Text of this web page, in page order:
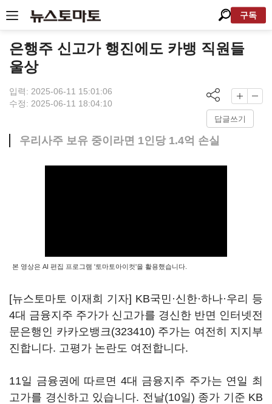
구독
은행주 신고가 행진에도 카뱅 직원들
울상
입력: 2025-06-11 15:01:06
수정: 2025-06-11 18:04:10
답글쓰기
우리사주 보유 중이라면 1인당 1.4억 손실
본 영상은 AI 편집 프로그램 '토마토아이컷'을 활용했습니다.
[뉴스토마토 이재희 기자] KB국민·신한·하나·우리 등
4대 금융지주 주가가 신고가를 경신한 반면 인터넷전
문은행인 카카오뱅크(323410) 주가는 여전히 지지부
진합니다. 고평가 논란도 여전합니다.
11일 금융권에 따르면 4대 금융지주 주가는 연일 최
고가를 경신하고 있습니다. 전날(10일) 종가 기준 KB